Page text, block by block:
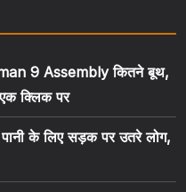
9 Assembly कितने बूथ,
एक क्लिक पर
के लिए सड़क पर उतरे लोग,